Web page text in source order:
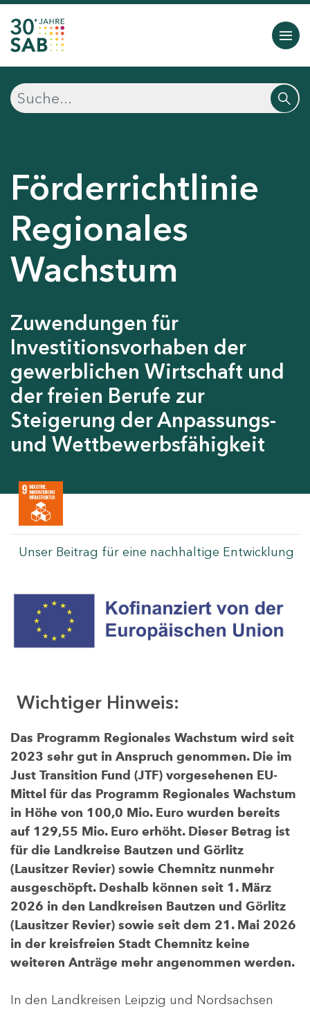
Förderrichtlinie
Regionales
Wachstum
Zuwendungen für
Investitionsvorhaben der
gewerblichen Wirtschaft und
der freien Berufe zur
Steigerung der Anpassungs-
und Wettbewerbsfähigkeit
Unser Beitrag für eine nachhaltige Entwicklung
Wichtiger Hinweis:
Das Programm Regionales Wachstum wird seit
2023 sehr gut in Anspruch genommen. Die im
Just Transition Fund (JTF) vorgesehenen EU-
Mittel für das Programm Regionales Wachstum
in Höhe von 100,0 Mio. Euro wurden bereits
auf 129,55 Mio. Euro erhöht. Dieser Betrag ist
für die Landkreise Bautzen und Görlitz
(Lausitzer Revier) sowie Chemnitz nunmehr
ausgeschöpft. Deshalb können seit 1. März
2026 in den Landkreisen Bautzen und Görlitz
(Lausitzer Revier) sowie seit dem 21. Mai 2026
in der kreisfreien Stadt Chemnitz keine
weiteren Anträge mehr angenommen werden.
In den Landkreisen Leipzig und Nordsachsen